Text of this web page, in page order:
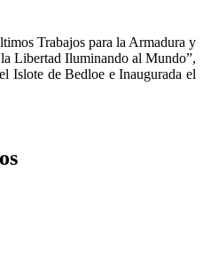
Trabajos para la Armadura y
Libertad Iluminando al Mundo”,
Islote de Bedloe e Inaugurada el